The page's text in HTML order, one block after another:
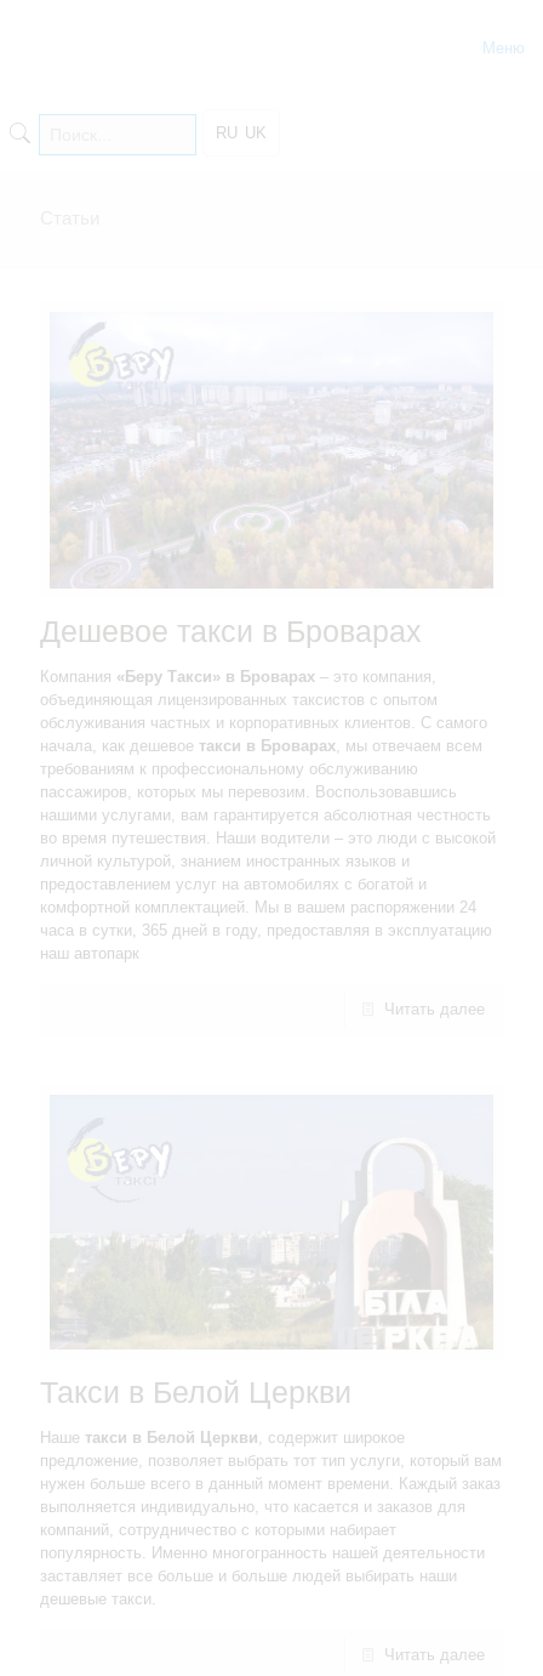
Меню
RU UK
Дешевое такси в Броварах
Компания «Беру Такси» в Броварах – это компания,
объединяющая лицензированных таксистов с опытом
обслуживания частных и корпоративных клиентов. С самого
начала, как дешевое такси в Броварах , мы отвечаем всем
требованиям к профессиональному обслуживанию
пассажиров, которых мы перевозим. Воспользовавшись
нашими услугами, вам гарантируется абсолютная честность
во время путешествия. Наши водители – это люди с высокой
личной культурой, знанием иностранных языков и
предоставлением услуг на автомобилях с богатой и
комфортной комплектацией. Мы в вашем распоряжении 24
часа в сутки, 365 дней в году, предоставляя в эксплуатацию
наш автопарк
Читать далее
Такси в Белой Церкви
Наше такси в Белой Церкви, содержит широкое
предложение, позволяет выбрать тот тип услуги, который вам
нужен больше всего в данный момент времени. Каждый заказ
выполняется индивидуально, что касается и заказов для
компаний, сотрудничество с которыми набирает
популярность. Именно многогранность нашей деятельности
заставляет все больше и больше людей выбирать наши
дешевые такси.
Читать далее